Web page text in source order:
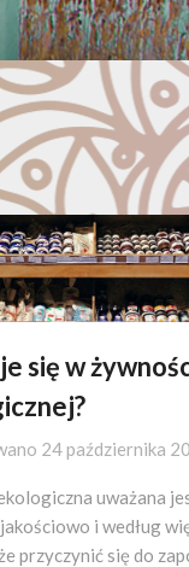
się w
24 października
uważana
i według
przyczynić się do